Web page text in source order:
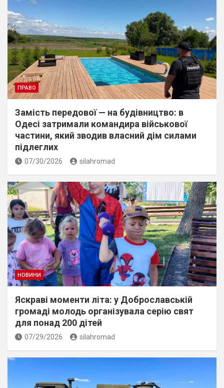
ПРАВО
Замість передової — на будівництво: в
Одесі затримали командира військової
частини, який зводив власний дім силами
підлеглих
07/30/2026 silahromad
НОВИНИ
Яскраві моменти літа: у Доброславській
громаді молодь організувала серію свят
для понад 200 дітей
07/29/2026 silahromad